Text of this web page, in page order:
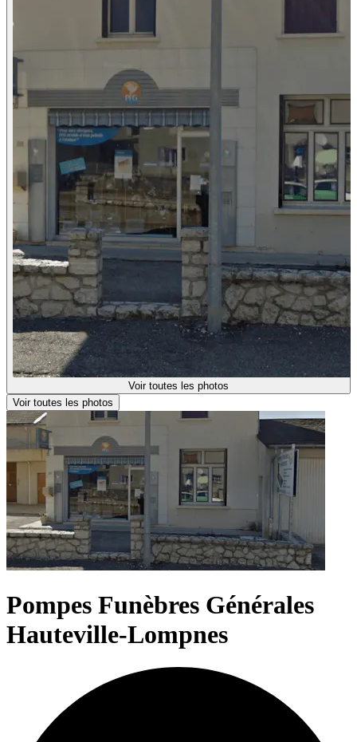
Voir toutes les photos
Voir toutes les photos
Pompes Funèbres Générales
Hauteville-Lompnes